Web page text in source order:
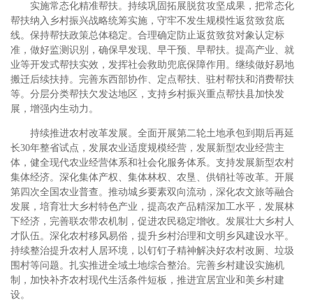
实施常态化精准帮扶。持续巩固拓展脱贫攻坚成果，把常态化
帮扶纳入乡村振兴战略统筹实施，守牢不发生规模性返贫致贫底
线。保持帮扶政策总体稳定。合理确定防止返贫致贫对象认定标
准，做好监测识别，确保早发现、早干预、早帮扶。提高产业、就
业等开发式帮扶实效，发挥社会救助兜底保障作用。继续做好易地
搬迁后续扶持。完善东西部协作、定点帮扶、驻村帮扶和消费帮扶
等。分层分类帮扶欠发达地区，支持乡村振兴重点帮扶县加快发
展，增强内生动力。
持续推进农村改革发展。全面开展第二轮土地承包到期后再延
长30年整省试点，发展农业适度规模经营，发展新型农业经营主
体，健全现代农业经营体系和社会化服务体系。支持发展新型农村
集体经济。深化集体产权、集体林权、农垦、供销社等改革。开展
第四次全国农业普查。推动城乡要素双向流动，深化农文旅等融合
发展，培育壮大乡村特色产业，提高农产品精深加工水平，发展林
下经济，完善联农带农机制，促进农民稳定增收。发展壮大乡村人
才队伍。深化农村移风易俗，提升乡村治理和文明乡风建设水平。
持续整治提升农村人居环境，以钉钉子精神解决好农村改厕、垃圾
围村等问题。扎实推进全域土地综合整治。完善乡村建设实施机
制，加快补齐农村现代生活条件短板，推进宜居宜业和美乡村建
设。